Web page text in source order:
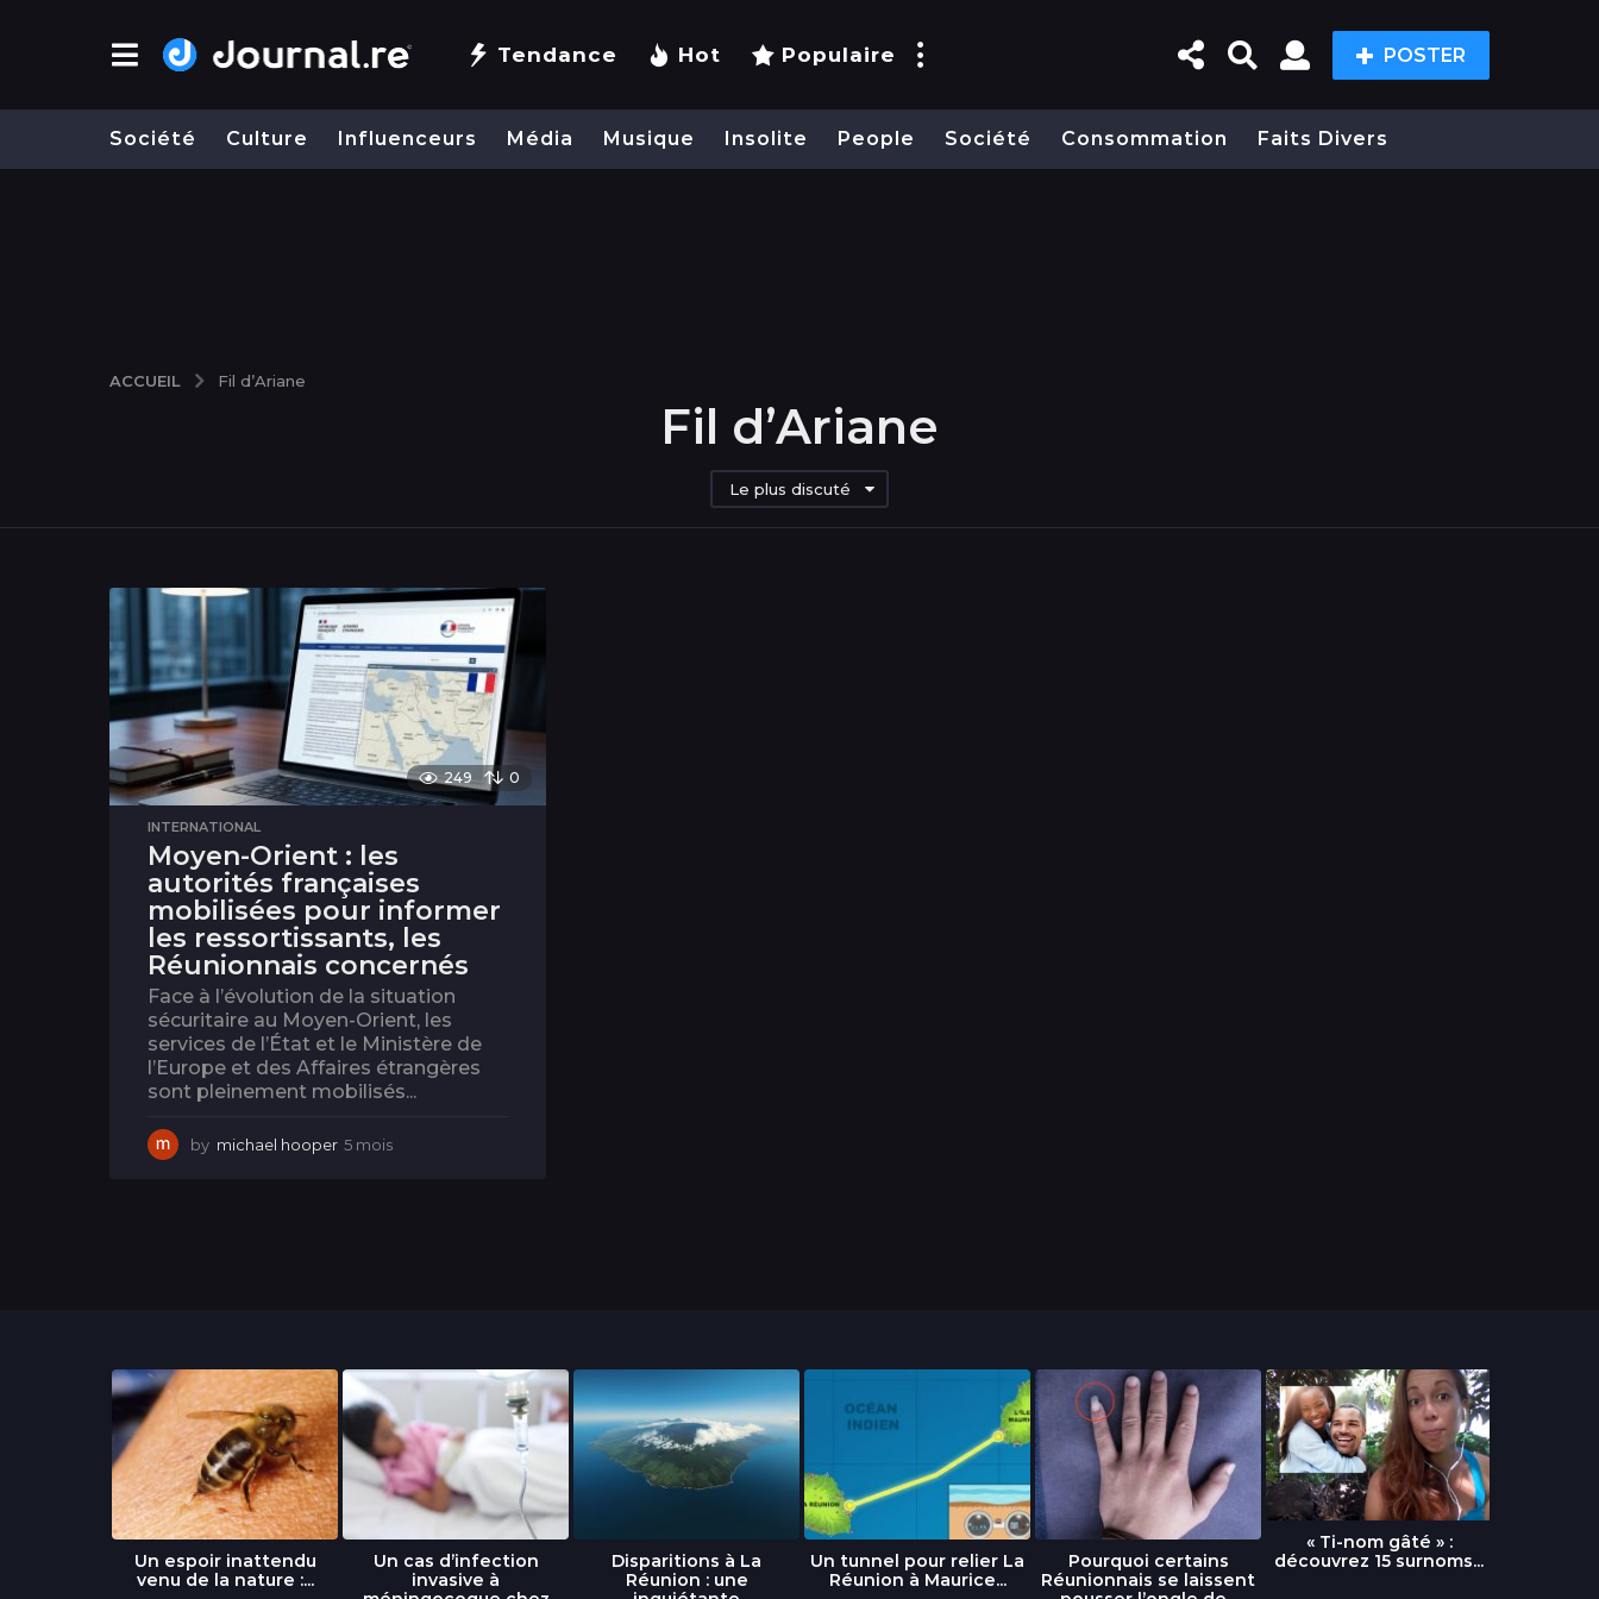
Tendance Hot Populaire POSTER
Société Culture Influenceurs Média Musique Insolite People Société Consommation Faits Divers
ACCUEIL Fil d’Ariane
Fil d’Ariane
Le plus discuté
249 0
INTERNATIONAL
Moyen-Orient : les
autorités françaises
mobilisées pour informer
les ressortissants, les
Réunionnais concernés
Face à l’évolution de la situation
sécuritaire au Moyen-Orient, les
services de l’État et le Ministère de
l’Europe et des Affaires étrangères
sont pleinement mobilisés...
by michael hooper 5 mois
Un espoir inattendu
venu de la nature :...
Un cas d’infection
invasive à
Disparitions à La
Réunion : une
Un tunnel pour relier La
Réunion à Maurice...
Pourquoi certains
Réunionnais se laissent
« Ti-nom gâté » :
découvrez 15 surnoms...